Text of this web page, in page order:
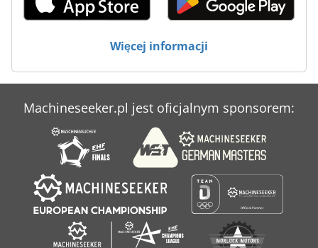
Więcej informacji
Machineseeker.pl jest oficjalnym sponsorem: